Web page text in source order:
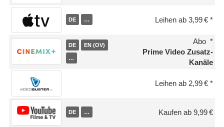
DE … Leihen ab 3,99 €
DE EN (OV)
…
Abo
Prime Video Zusatz-
Kanäle
Leihen ab 2,99 €
DE … Kaufen ab 9,99 €